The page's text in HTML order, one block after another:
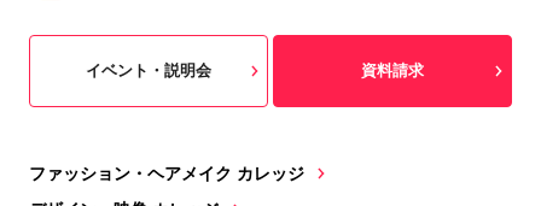
ファッション・ヘアメイク カレッジ
イベント・説明会 資料請求